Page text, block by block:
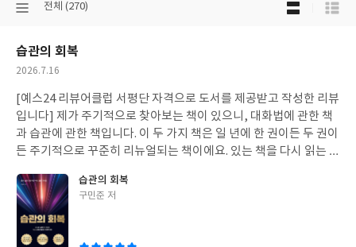
선
분
류
전체 (270)
습관의 회복
작
일
2026.7.16
[예스24 리뷰어클럽 서평단 자격으로 도서를 제공받고 작성한 리뷰
입니다] 제가 주기적으로 찾아보는 책이 있으니, 대화법에 관한 책
과 습관에 관한 책입니다. 이 두 가지 책은 일 년에 한 권이든 두 권이
든 주기적으로 꾸준히 리뉴얼되는 책이에요. 있는 책을 다시 읽는 것
이번에도 깨진 자기관리에 대해 고민 중인 터에, "습관의 회복"이
라는 책이 눈에 들어와서 냉큼 읽어보았습니다. > 한국인 저자의 습
관책습관에 대한 책은 종종 찾아서 읽는 편인데, 그러고보면 한국인
전문가가 쓴 책은 생각보다 안 읽었던 것 같습니다. 이런 책들의 경
습관의 회복
글
구민준 저